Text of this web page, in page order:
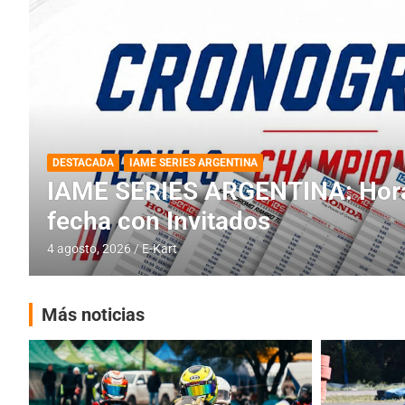
DESTACADA INFORME CENTRAL RMC BUENOS AIRES
RMC BUENOS AIRES: Cerró
histórica en Baradero
4 agosto, 2026 E-Kart
Más noticias